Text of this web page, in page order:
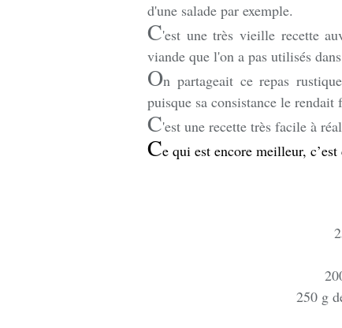
d'une salade par exemple.
C'est une très vieille recette
viande que l'on a pas utilisés
On partageait ce repas
puisque sa consistance le rendait
C'est une recette très facile à
Ce qui est encore meilleur,
250 g